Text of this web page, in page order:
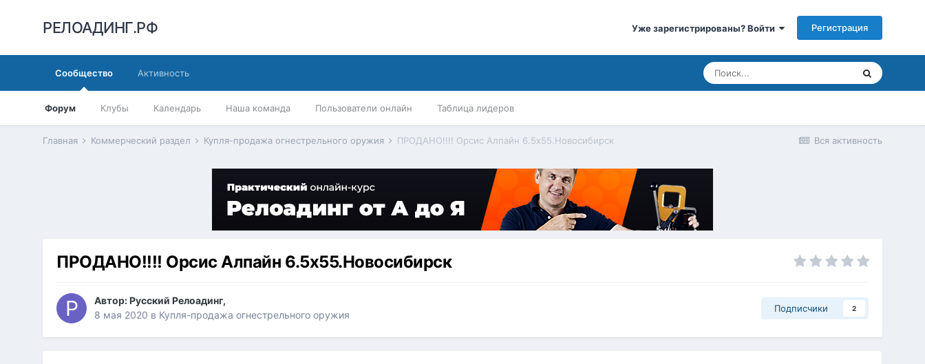
РЕЛОАДИНГ.РФ Уже зарегистрированы? Войти Регистрация
Сообщество
Форум Клубы Календарь Наша команда Пользователи онлайн Таблица лидеров
Активность
Вся активность
Главная Коммерческий раздел Купля-продажа огнестрельного оружия ПРОДАНО!!!! Орсис Алпайн 6.5х55.Новосибирск
ПРОДАНО!!!! Орсис Алпайн 6.5х55.Новосибирск
Автор:Русский Релоадинг,
8 мая 2020 в Купля-продажа огнестрельного оружия
Подписчики 2